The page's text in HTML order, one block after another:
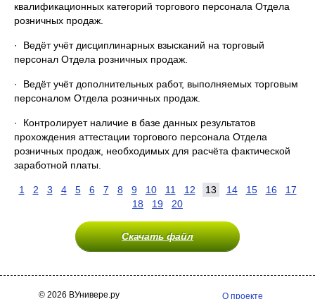
квалификационных категорий торгового персонала Отдела
розничных продаж.
· Ведёт учёт дисциплинарных взысканий на торговый
персонал Отдела розничных продаж.
· Ведёт учёт дополнительных работ, выполняемых торговым
персоналом Отдела розничных продаж.
· Контролирует наличие в базе данных результатов
прохождения аттестации торгового персонала Отдела
розничных продаж, необходимых для расчёта фактической
заработной платы.
1 2 3 4 5 6 7 8 9 10 11 12 13 14 15 16
17
18
19 20
Скачать файл
© 2026 ВУнивере.ру О проекте